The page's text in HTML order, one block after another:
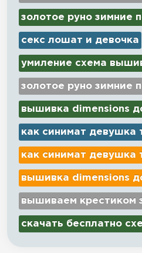
золотое руно зимние
секс лошат и девочка
умиление схема
золотое руно зимние
вышивка dimensions
как синимат девушка
как синимат девушка
вышивка dimensions
вышиваем крестиком
скачать бесплатно